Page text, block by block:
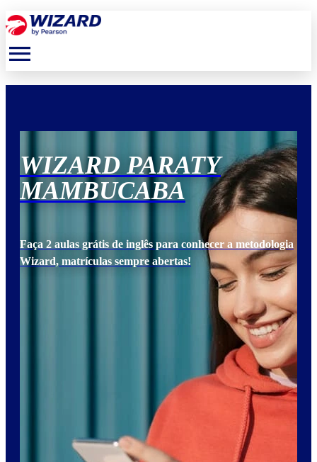
menu
WIZARD PARATY
MAMBUCABA
Faça 2 aulas grátis de inglês para conhecer a metodologia
Wizard, matrículas sempre abertas!